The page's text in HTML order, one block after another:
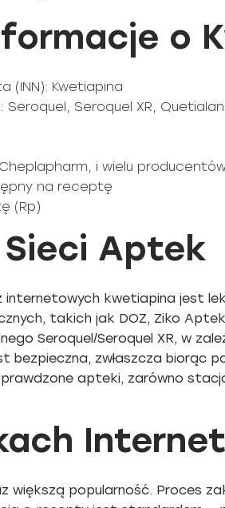
o
(INN): Kwetiapina
Seroquel XR,
i wielu
na receptę
(Rp)
Aptek
kwetiapina jest
takich jak DOZ, Ziko
Seroquel/Seroquel XR, w
bezpieczna, zwłaszcza biorąc
apteki, zarówno
większą popularność. Proces